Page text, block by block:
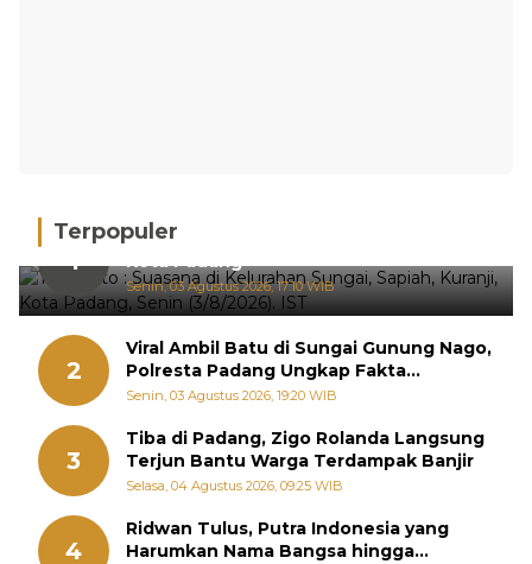
Terpopuler
1
Hujan Deras, 15 Titik Banjir Terdeteksi di
Kota Padang
Senin, 03 Agustus 2026, 17:10 WIB
2
Viral Ambil Batu di Sungai Gunung Nago,
Polresta Padang Ungkap Fakta
Sebenarnya
Senin, 03 Agustus 2026, 19:20 WIB
3
Tiba di Padang, Zigo Rolanda Langsung
Terjun Bantu Warga Terdampak Banjir
Selasa, 04 Agustus 2026, 09:25 WIB
4
Ridwan Tulus, Putra Indonesia yang
Harumkan Nama Bangsa hingga